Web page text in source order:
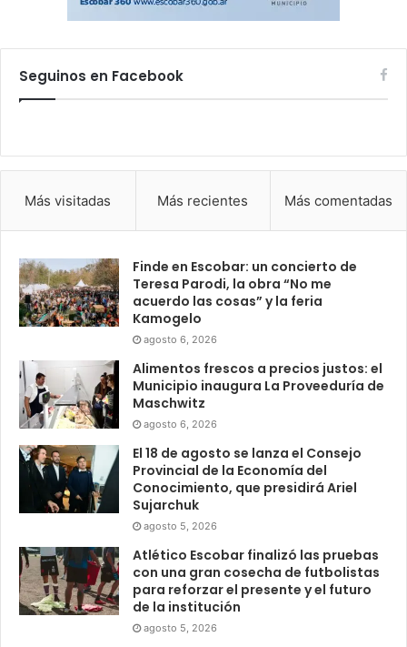
Seguinos en Facebook
Más visitadas Más recientes Más comentadas
Finde en Escobar: un concierto de
Teresa Parodi, la obra “No me
acuerdo las cosas” y la feria
Kamogelo
agosto 6, 2026
Alimentos frescos a precios justos: el
Municipio inaugura La Proveeduría de
Maschwitz
agosto 6, 2026
El 18 de agosto se lanza el Consejo
Provincial de la Economía del
Conocimiento, que presidirá Ariel
Sujarchuk
agosto 5, 2026
Atlético Escobar finalizó las pruebas
con una gran cosecha de futbolistas
para reforzar el presente y el futuro
de la institución
agosto 5, 2026